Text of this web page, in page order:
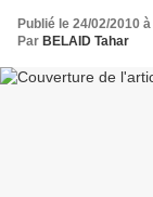
Publié le 24/02/2010
Par BELAID Tahar